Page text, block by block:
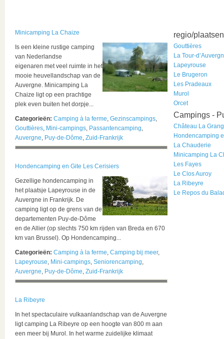
Minicamping La Chaize
Is een kleine rustige camping
van Nederlandse
eigenaren met veel ruimte in het
mooie heuvellandschap van de
Auvergne. Minicamping La
Chaize ligt op een prachtige
plek even buiten het dorpje...
Categorieën: Camping à la ferme, Gezinscampings,
Gouttières, Mini-campings, Passantencamping,
Auvergne, Puy-de-Dôme, Zuid-Frankrijk
Hondencamping en Gite Les Cerisiers
Gezellige hondencamping in
het plaatsje Lapeyrouse in de
Auvergne in Frankrijk. De
camping ligt op de grens van de
departementen Puy-de-Dôme
en de Allier (op slechts 750 km rijden van Breda en 670
km van Brussel). Op Hondencamping...
Categorieën: Camping à la ferme, Camping bij meer,
Lapeyrouse, Mini-campings, Seniorencamping,
Auvergne, Puy-de-Dôme, Zuid-Frankrijk
La Ribeyre
In het spectaculaire vulkaanlandschap van de Auvergne
ligt camping La Ribeyre op een hoogte van 800 m aan
een meer bij Murol. In het warme zuidelijke klimaat
regio/plaatsen
Gouttières
La Tour-
Lapeyrouse
Le Brugeron
Les Pradeaux
Murol
Orcet
Campings -
Château La
Hondencamping
La Chauderie
Minicamping La
Les Fayes
Le Clos Auroy
La Ribeyre
Le Repos du